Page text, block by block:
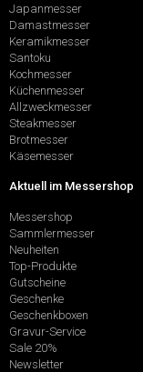
Japanmesser
Damastmesser
Keramikmesser
Santoku
Kochmesser
Küchenmesser
Allzweckmesser
Steakmesser
Brotmesser
Käsemesser
Aktuell im Messershop
Messershop
Sammlermesser
Neuheiten
Top-Produkte
Gutscheine
Geschenke
Geschenkboxen
Gravur-Service
Sale 20%
Newsletter